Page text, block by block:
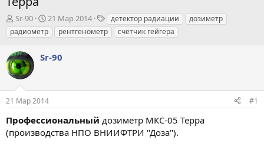
А
в
т
о
р
т
е
м
ы
Sr-90
Д
а
т
н
а
л
21 Мар 2014
Т
е
г
детектор радиации
дозиметр
радиометр
рентгенометр счётчик гейгера
Sr-90
21 Мар 2014 #1
Профессиональный дозиметр МКС-05 Терра
(производства НПО ВНИИФТРИ "Доза").